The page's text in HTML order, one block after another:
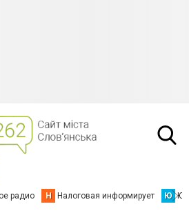
радио Н Налоговая информирует Ю